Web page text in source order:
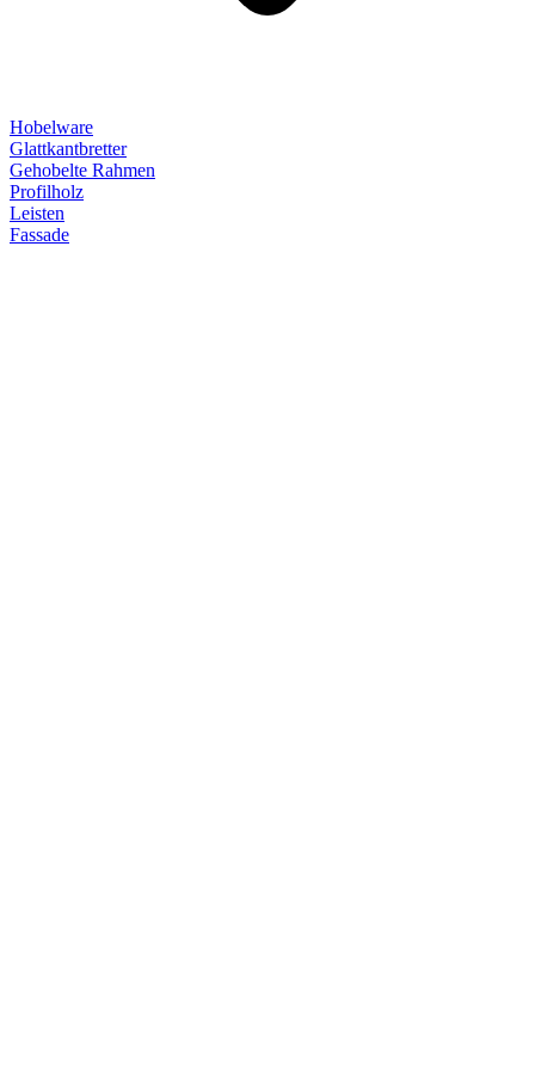
Hobelware
Glattkantbretter
Gehobelte Rahmen
Profilholz
Leisten
Fassade